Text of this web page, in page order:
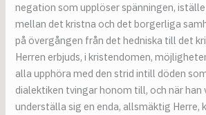
negation som upplöser spänningen,
mellan det kristna och det borgerliga
på övergången från det hedniska till det
Herren erbjuds, i kristendomen,
alla upphöra med den strid intill döden
dialektiken tvingar honom till, och när han
underställa sig en enda, allsmäktig Herre,